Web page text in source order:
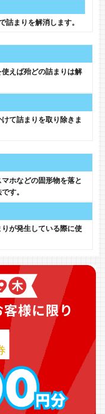
詰まりを解消します。
使えば殆どの詰まりは解
て詰まりを取り除きま
ホなどの固形物を落と
す。
りが発生している際に使